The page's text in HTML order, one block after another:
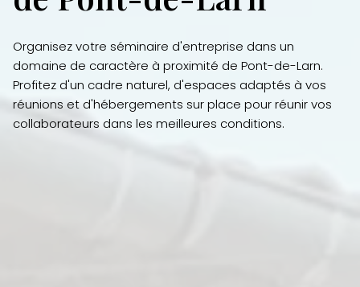
Organisez votre séminaire d'entreprise dans un
domaine de caractère à proximité de Pont-de-Larn.
Profitez d'un cadre naturel, d'espaces adaptés à vos
réunions et d'hébergements sur place pour réunir vos
collaborateurs dans les meilleures conditions.